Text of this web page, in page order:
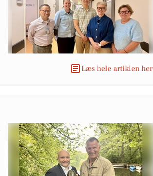
Læs hele artiklen her